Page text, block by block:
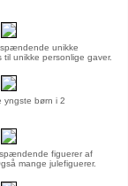
unikke
unikke personlige gaver.
yngste børn i 2
figuerer af
mange julefiguerer.